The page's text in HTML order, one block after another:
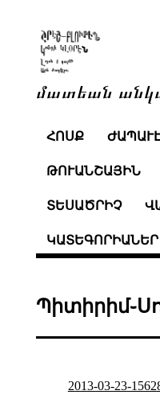
մատեան
ՀՈՍՔ
ԹՈՒԱՆՇԱՅԻՆ
ՏԵՍԱԾՐԻՉ
ԿԱՏԵԳՈՐԻԱՆԵՐ
2013-03-23-